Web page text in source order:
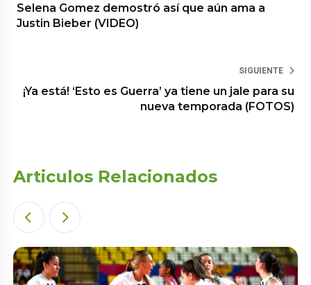
Selena Gomez demostró así que aún ama a
Justin Bieber (VIDEO)
SIGUIENTE
¡Ya está! ‘Esto es Guerra’ ya tiene un jale para su
nueva temporada (FOTOS)
Articulos Relacionados